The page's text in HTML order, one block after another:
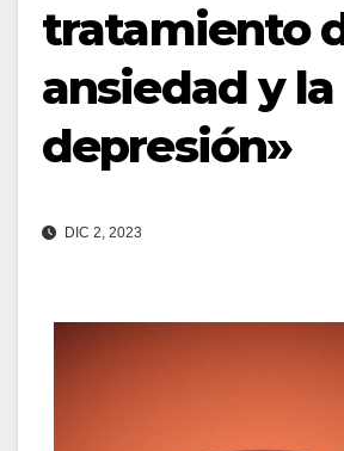
tratamiento
ansiedad y la
depresión»
DIC 2, 2023